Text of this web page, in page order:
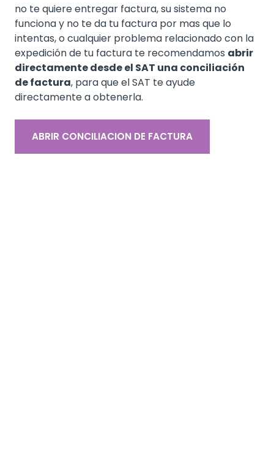
no te quiere entregar factura, su sistema no
funciona y no te da tu factura por mas que lo
intentas, o cualquier problema relacionado con la
expedición de tu factura te recomendamos abrir
directamente desde el SAT una conciliación
de factura, para que el SAT te ayude
directamente a obtenerla.
ABRIR CONCILIACION DE FACTURA